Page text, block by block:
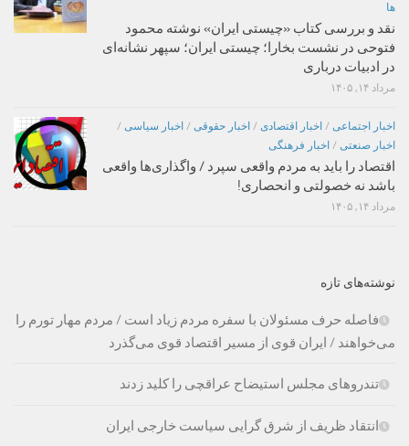
ها
نقد و بررسی کتاب «چیستی ایران» نوشته محمود
فتوحی در نشست بخارا؛ چیستی ایران؛ سپهر نشانه‌ای
در ادبیات درباری
مرداد ۱۴, ۱۴۰۵
اخبار اجتماعی / اخبار اقتصادی / اخبار حقوقی / اخبار سیاسی /
اخبار صنعتی / اخبار فرهنگی
اقتصاد را باید به مردم واقعی سپرد / واگذاری‌ها واقعی
باشد نه خصولتی و انحصاری!
مرداد ۱۴, ۱۴۰۵
نوشته‌های تازه
فاصله حرف مسئولان با سفره مردم زیاد است / مردم مهار تورم را
می‌خواهند / ایران قوی از مسیر اقتصاد قوی می‌گذرد
تندروهای مجلس استیضاح عراقچی را کلید زدند
انتقاد ظریف از شرق گرایی سیاست خارجی ایران